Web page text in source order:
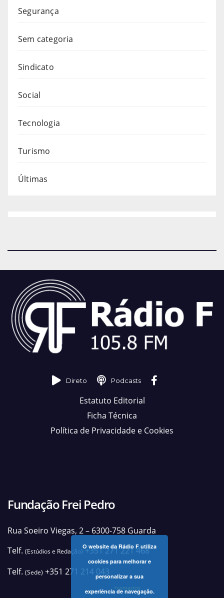
Segurança
Sem categoria
Sindicato
Social
Tecnologia
Turismo
Últimas
Direto Podcasts
Estatuto Editorial
Ficha Técnica
Política de Privacidade e Cookies
Fundação Frei Pedro
Rua Soeiro Viegas, 2 – 6300-758 Guarda
Telf. (Estúdios e Redação)+351 271 221 468
Telf. (Sede) +351 271 214 043
+contactos
O website da Rádio F utiliza
cookies para melhorar e
personalizar a sua
experiência de navegação.